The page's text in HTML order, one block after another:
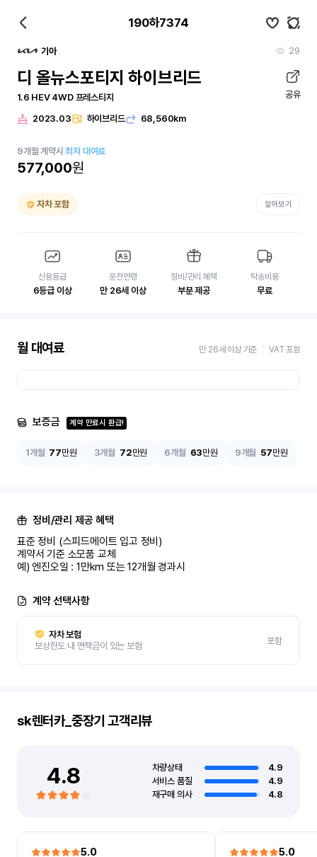
190하7374
기아 29
디 올뉴스포티지 하이브리드
1.6 HEV 4WD 프레스티지 공유
2023.03 하이브리드 68,560km
9개월 계약시최저 대여료
577,000원
자차 포함 알아보기
신용등급
6등급 이상
운전연령
만 26세 이상
정비/관리 혜택
부분 제공
탁송비용
무료
월 대여료 만 26세 이상 기준 VAT 포함
보증금 계약 만료시 환급!
1개월 77만원 3개월 72만원 6개월 63만원 9개월 57만원
정비/관리 제공 혜택
표준 정비 (스피드메이트 입고 정비)
계약서 기준 소모품 교체
예) 엔진오일 : 1만km 또는 12개월 경과시
계약 선택사항
자차 보험
보상한도 내 면책금이 있는 보험
포함
sk렌터카_중장기 고객리뷰
4.8 차량상태
4.9
서비스 품질
4.9
재구매 의사
4.8
5.0 5.0